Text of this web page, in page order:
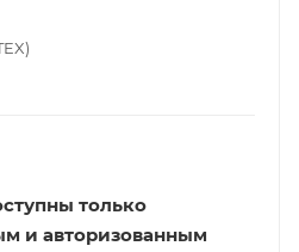
только
и авторизованным